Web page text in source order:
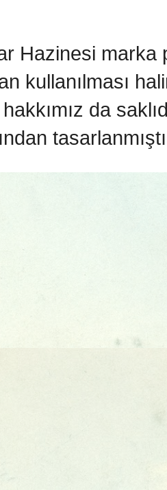
Hazinesi marka
kullanılması
da